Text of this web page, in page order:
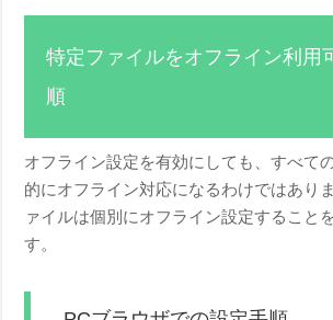
特定ファイルをオフライン利用
順
オフライン設定を有効にしても、すべて
的にオフライン対応になるわけではあり
ァイルは個別にオフライン設定すること
す。